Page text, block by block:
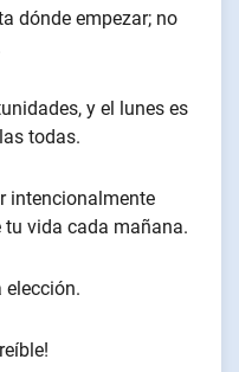
dónde empezar; no
y el lunes es
todas.
intencionalmente
tu vida cada mañana.
elección.